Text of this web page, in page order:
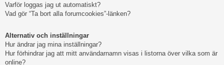
Varför loggas jag ut automatiskt?
Vad gör “Ta bort alla forumcookies”-länken?
Alternativ och inställningar
Hur ändrar jag mina inställningar?
Hur förhindrar jag att mitt användarnamn visas i listorna över vilka som är
online?